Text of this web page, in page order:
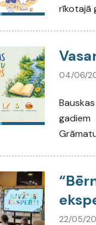
rīkotajā
04/06/
22/05/